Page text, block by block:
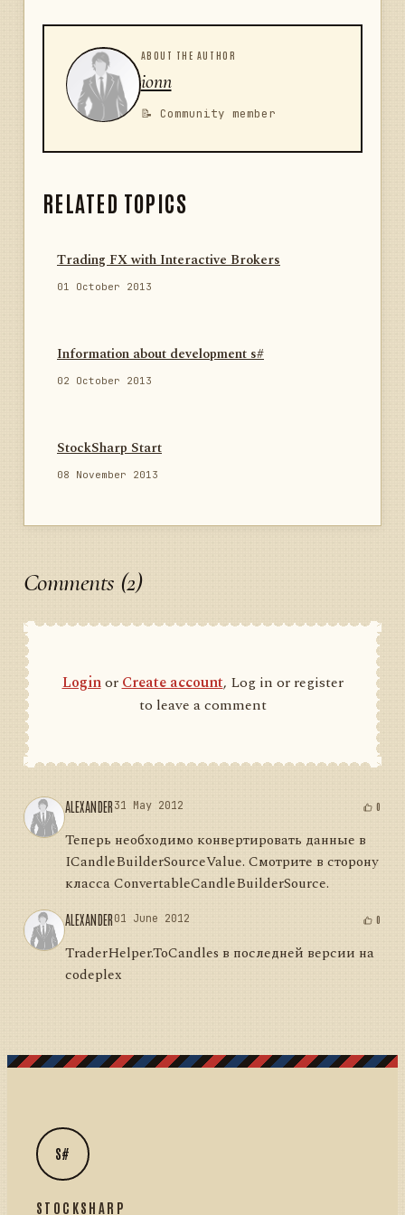
            _timer =
interval.CreateTimer(OnProcessTrades);
        }
        /// <summary>
        /// <param name="trades">Новые
сделки.</param>
OnNewTrades(IEnumerable<Trade> trades)
            base.OnNewTrades(trades);
        }
        {
        {
            if (_isInProcess)
            try
            {
                {
c.ToArray();
                    c.Clear();
                    return retVal;
                });
0)
base.RaiseNewTrades(newTrades);
            }
            }
        }
ABOUT THE AUTHOR
ionn
📝 Community member
RELATED TOPICS
Trading FX with Interactive Brokers
01 October 2013
Information about development s#
02 October 2013
StockSharp Start
08 November 2013
Comments (2)
LoginorCreate account, Log in or register
to leave a comment
ALEXANDER31 May 2012 0
Теперь необходимо конвертировать данные в
ICandleBuilderSourceValue. Смотрите в сторону
класса ConvertableCandleBuilderSource.
ALEXANDER01 June 2012 0
TraderHelper.ToCandles в последней версии на
codeplex
S#
STOCKSHARP